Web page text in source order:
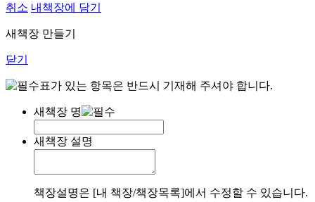
취소 내책장에 담기
새책장 만들기
닫기
표가 있는 항목은 반드시 기재해 주셔야 합니다.
새책장 명
새책장 설명
책장설명은 [내 책장/책장목록]에서 수정할 수 있습니다.